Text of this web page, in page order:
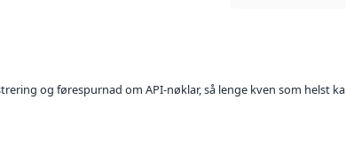
og førespurnad om API-nøklar, så lenge kven som helst